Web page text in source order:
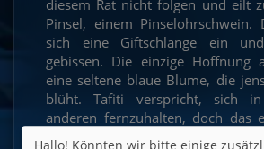
diesem Rat nicht folgen und eilt
Pinsel, einem Pinselohrschwein.
sich eine Giftschlange ein
gebissen. Die einzige Hoffnung
eine seltene blaue Blume, die
blüht. Tafiti verspricht, sich
anderen fernzuhalten, doch das
schwieriger als gedacht. Pinsel
Hallo! Könnten wir bitte einige